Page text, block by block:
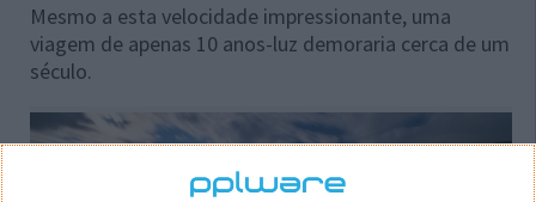
Mesmo a esta velocidade impressionante, uma
viagem de apenas 10 anos-luz demoraria cerca de um
século.